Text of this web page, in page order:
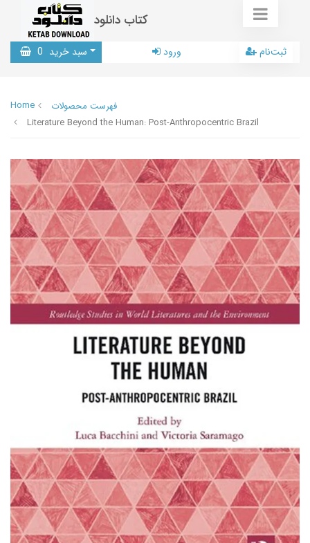
کتاب دانلود
سبد خرید 0 ورود ثبت‌نام
Home
فهرست محصولات
Literature Beyond the Human: Post-Anthropocentric Brazil